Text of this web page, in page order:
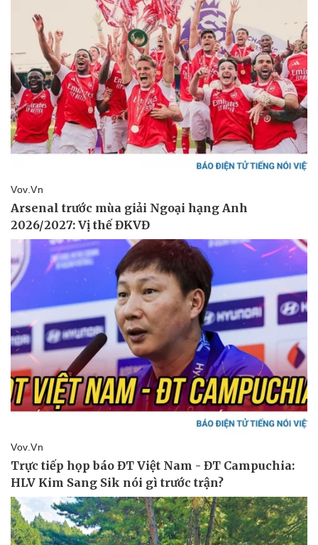
Thể thao
Bóng đá
Lịch thi đấu bóng đá
Thế giới thể thao
eSports
Hậu trường
Ô tô - Xe máy
Ô tô
Xe máy
Tư vấn